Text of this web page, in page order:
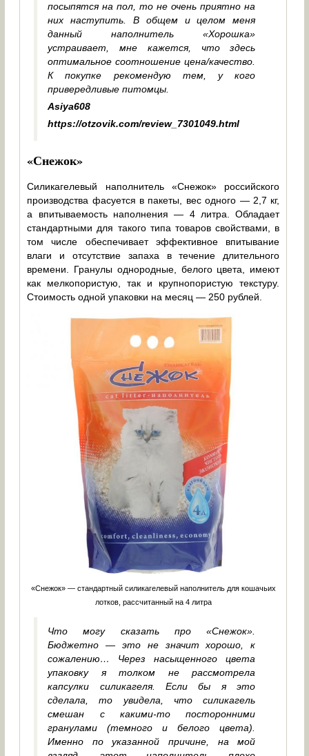
посыпятся на пол, то не очень приятно на
них наступить. В общем и целом меня
данный наполнитель «Хорошка»
устраивает, мне кажется, что здесь
оптимальное соотношение цена/качество.
К покупке рекомендую тем, у кого
привередливые питомцы.
Asiya608
https://otzovik.com/review_7301049.html
«Снежок»
Силикагелевый наполнитель «Снежок» российского
производства фасуется в пакеты, вес одного — 2,7 кг,
а впитываемость наполнения — 4 литра. Обладает
стандартными для такого типа товаров свойствами, в
том числе обеспечивает эффективное впитывание
влаги и отсутствие запаха в течение длительного
времени. Гранулы однородные, белого цвета, имеют
как мелкопористую, так и крупнопористую текстуру.
Стоимость одной упаковки на месяц — 250 рублей.
«Снежок» — стандартный силикагелевый наполнитель для кошачьих
лотков, рассчитанный на 4 литра
Что могу сказать про «Снежок».
Бюджетно — это не значит хорошо, к
сожалению… Через насыщенного цвета
упаковку я толком не рассмотрела
капсулки силикагеля. Если бы я это
сделала, то увидела, что силикагель
смешан с какими-то посторонними
гранулами (темного и белого цвета).
Именно по указанной причине, на мой